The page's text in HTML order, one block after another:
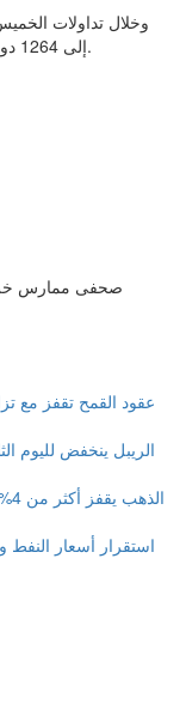
إلى 1264 دولارًا للأوقية بحلول الساعة 16:00 بتوقيت غرينتش.
صحفى ممارس
عقود القمح تقفز مع
الريبل ينخفض لليوم
الذهب يقفز أكثر من 4% بدعم من ضعف الدولار وتقييم بيانات اقتصادية
استقرار أسعار